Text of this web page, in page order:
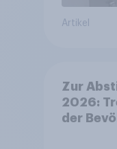
Artikel
Zur
2026:
der